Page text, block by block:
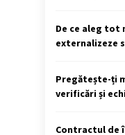
De ce aleg tot
externalizeze
Pregătește-ți
verificări și
Contractul de